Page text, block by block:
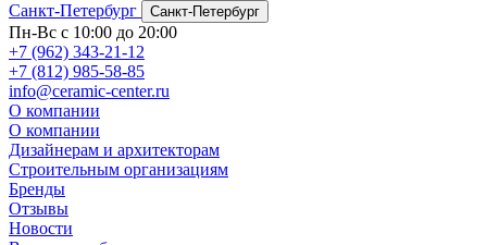
Санкт-Петербург
Санкт-Петербург
Пн-Вс с 10:00 до 20:00
+7 (962) 343-21-12
+7 (812) 985-58-85
info@ceramic-center.ru
О компании
О компании
Дизайнерам и архитекторам
Строительным организациям
Бренды
Отзывы
Новости